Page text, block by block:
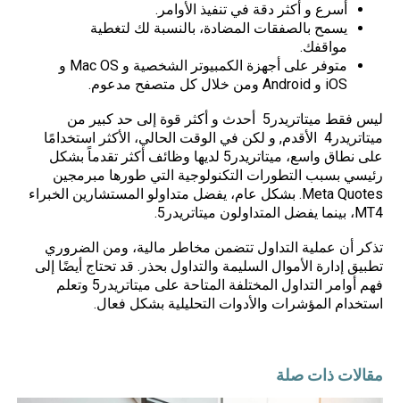
أسرع و أكثر دقة في تنفيذ الأوامر.
يسمح بالصفقات المضادة، بالنسبة لك لتغطية
مواقفك.
متوفر على أجهزة الكمبيوتر الشخصية و Mac OS و
iOS و Android ومن خلال كل متصفح مدعوم.
ليس فقط ميتاتريدر5 أحدث و أكثر قوة إلى حد كبير من
ميتاتريدر4 الأقدم, و لكن في الوقت الحالي، الأكثر استخدامًا
على نطاق واسع، ميتاتريدر5 لديها وظائف أكثر تقدماً بشكل
رئيسي بسبب التطورات التكنولوجية التي طورها مبرمجين
Meta Quotes. بشكل عام، يفضل متداولو المستشارين الخبراء
MT4، بينما يفضل المتداولون ميتاتريدر5.
تذكر أن عملية التداول تتضمن مخاطر مالية، ومن الضروري
تطبيق إدارة الأموال السليمة والتداول بحذر. قد تحتاج أيضًا إلى
فهم أوامر التداول المختلفة المتاحة على ميتاتريدر5 وتعلم
استخدام المؤشرات والأدوات التحليلية بشكل فعال.
مقالات ذات صلة